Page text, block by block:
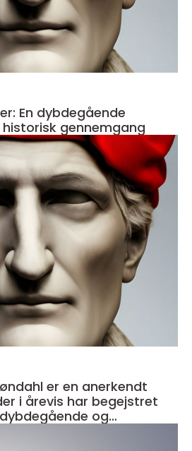
En dybdegående
gennemgang
er en anerkendt
i årevis har begejstret
og